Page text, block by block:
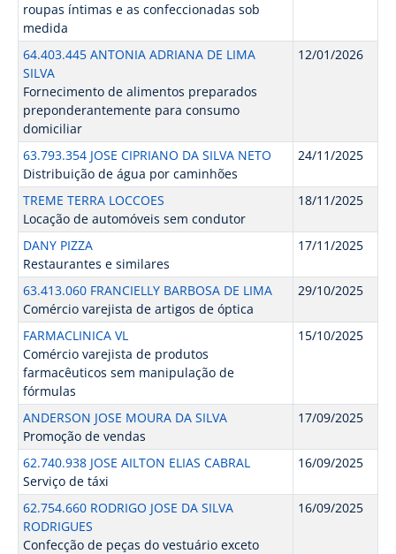
roupas íntimas e as confeccionadas sob
medida
64.403.445 ANTONIA ADRIANA DE LIMA
SILVA
Fornecimento de alimentos preparados
preponderantemente para consumo
domiciliar
12/01/2026
63.793.354 JOSE CIPRIANO DA SILVA NETO
Distribuição de água por caminhões
24/11/2025
TREME TERRA LOCCOES
Locação de automóveis sem condutor
18/11/2025
DANY PIZZA
Restaurantes e similares
17/11/2025
63.413.060 FRANCIELLY BARBOSA DE LIMA
Comércio varejista de artigos de óptica
29/10/2025
FARMACLINICA VL
Comércio varejista de produtos
farmacêuticos sem manipulação de
fórmulas
15/10/2025
ANDERSON JOSE MOURA DA SILVA
Promoção de vendas
17/09/2025
62.740.938 JOSE AILTON ELIAS CABRAL
Serviço de táxi
16/09/2025
62.754.660 RODRIGO JOSE DA SILVA
RODRIGUES
Confecção de peças do vestuário exceto
16/09/2025